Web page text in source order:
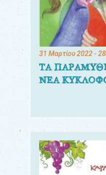
31 Μαρτίου 2022-
ΤΑ
ΝΕΑ